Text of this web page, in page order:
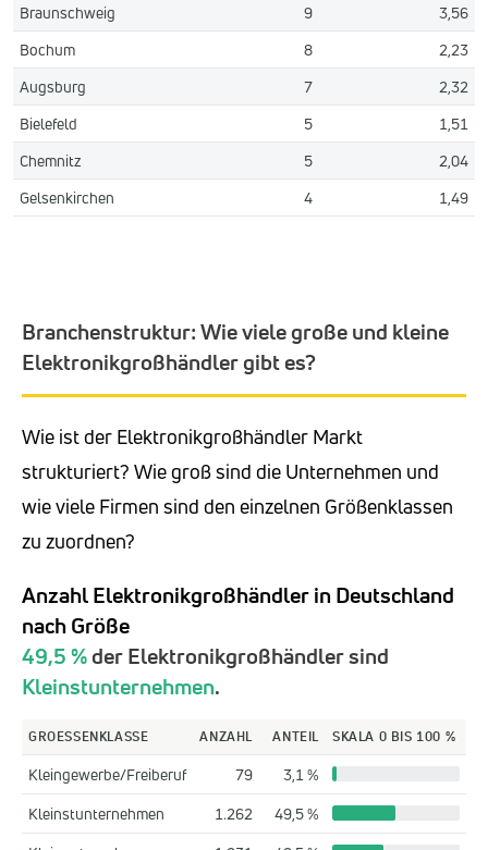
Braunschweig
9
3,56
Bochum
8
2,23
Augsburg
7
2,32
Bielefeld
5
1,51
Chemnitz
5
2,04
Gelsenkirchen
4 1,49
Branchenstruktur: Wie viele große und kleine
Elektronikgroßhändler gibt es?
Wie ist der Elektronikgroßhändler Markt
strukturiert? Wie groß sind die Unternehmen und
wie viele Firmen sind den einzelnen Größenklassen
zu zuordnen?
Anzahl Elektronikgroßhändler in Deutschland
nach Größe
49,5 %der Elektronikgroßhändler sind
Kleinstunternehmen.
GROESSENKLASSE ANZAHL ANTEIL SKALA 0 BIS 100 %
Kleingewerbe/Freiberuf 79
3,1 %
Kleinstunternehmen
1.262
49,5 %